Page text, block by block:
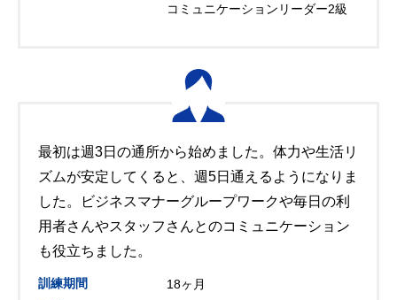
コミュニケーションリーダー2級
最初は週3日の通所から始めました。体力や生活リ
ズムが安定してくると、週5日通えるようになりま
した。ビジネスマナーグループワークや毎日の利
用者さんやスタッフさんとのコミュニケーション
も役立ちました。
訓練期間
18ヶ月